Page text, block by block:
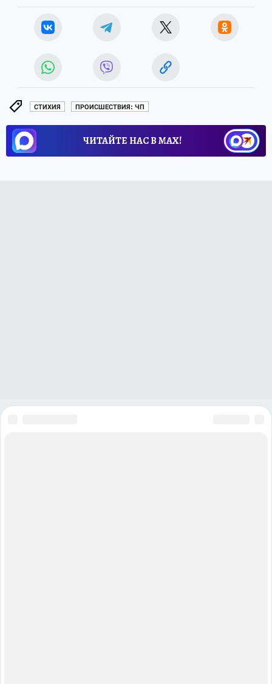
СТИХИЯ ПРОИСШЕСТВИЯ: ЧП
ЧИТАЙТЕ НАС В МАХ!